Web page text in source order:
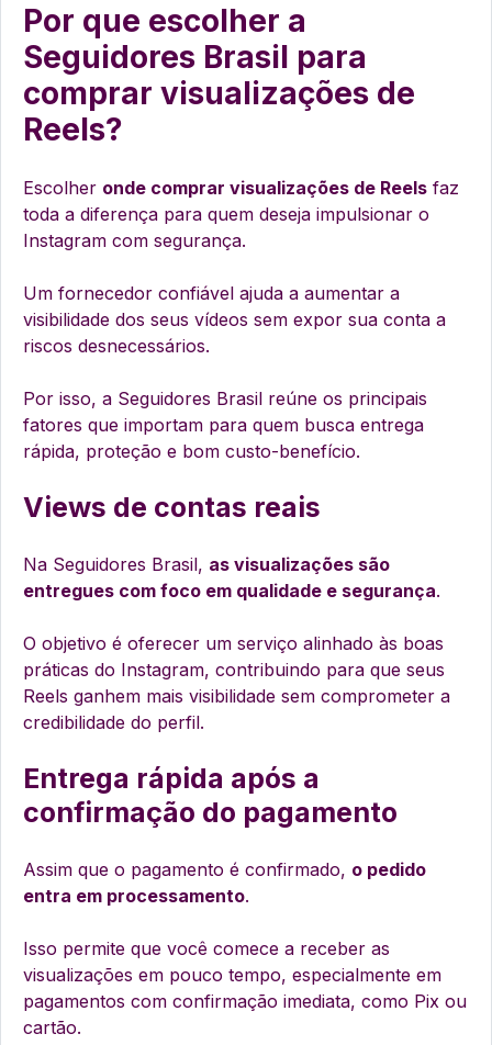
Por que escolher a
Seguidores Brasil para
comprar visualizações de
Reels?
Escolher onde comprar visualizações de Reels faz
toda a diferença para quem deseja impulsionar o
Instagram com segurança.
Um fornecedor confiável ajuda a aumentar a
visibilidade dos seus vídeos sem expor sua conta a
riscos desnecessários.
Por isso, a Seguidores Brasil reúne os principais
fatores que importam para quem busca entrega
rápida, proteção e bom custo-benefício.
Views de contas reais
Na Seguidores Brasil, as visualizações são
entregues com foco em qualidade e segurança.
O objetivo é oferecer um serviço alinhado às boas
práticas do Instagram, contribuindo para que seus
Reels ganhem mais visibilidade sem comprometer a
credibilidade do perfil.
Entrega rápida após a
confirmação do pagamento
Assim que o pagamento é confirmado, o pedido
entra em processamento.
Isso permite que você comece a receber as
visualizações em pouco tempo, especialmente em
pagamentos com confirmação imediata, como Pix ou
cartão.